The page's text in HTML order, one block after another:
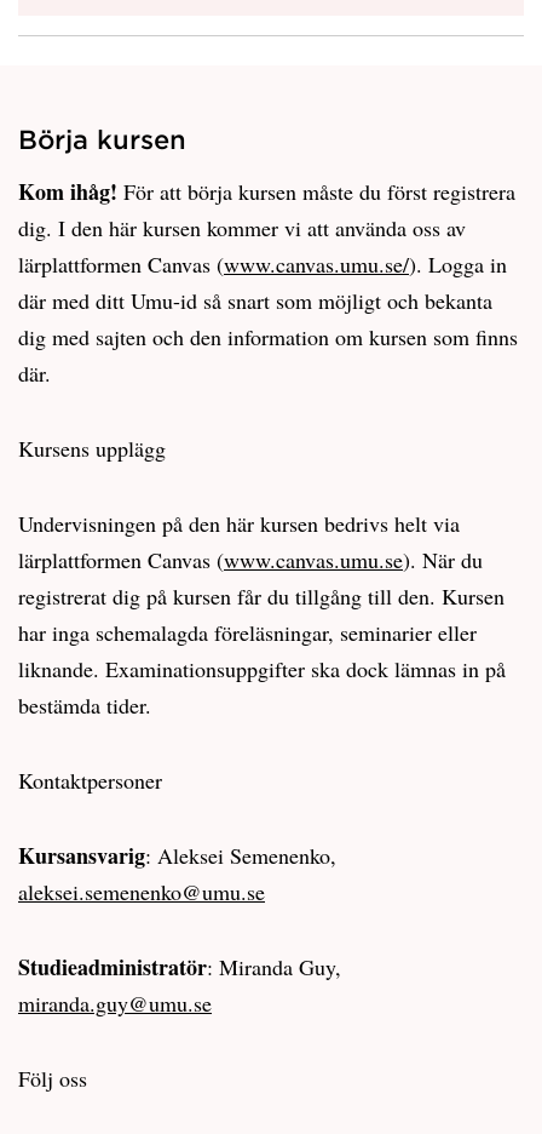
Börja kursen
Kom ihåg! För att börja kursen måste du först registrera
dig. I den här kursen kommer vi att använda oss av
lärplattformen Canvas (www.canvas.umu.se/). Logga in
där med ditt Umu-id så snart som möjligt och bekanta
dig med sajten och den information om kursen som finns
där.
Kursens upplägg
Undervisningen på den här kursen bedrivs helt via
lärplattformen Canvas (www.canvas.umu.se). När du
registrerat dig på kursen får du tillgång till den. Kursen
har inga schemalagda föreläsningar, seminarier eller
liknande. Examinationsuppgifter ska dock lämnas in på
bestämda tider.
Kontaktpersoner
Kursansvarig: Aleksei Semenenko,
aleksei.semenenko@umu.se
Studieadministratör: Miranda Guy,
miranda.guy@umu.se
Följ oss